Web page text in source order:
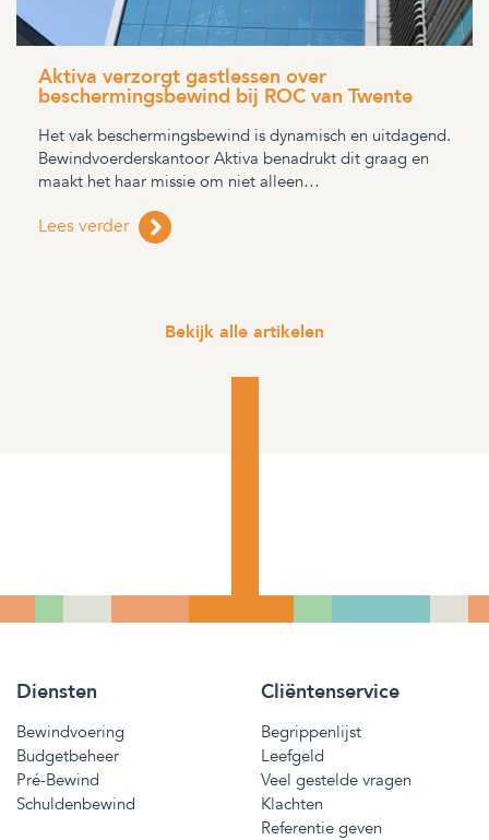
Aktiva verzorgt gastlessen over
beschermingsbewind bij ROC van Twente
Het vak beschermingsbewind is dynamisch en uitdagend.
Bewindvoerderskantoor Aktiva benadrukt dit graag en
maakt het haar missie om niet alleen…
Lees verder
Bekijk alle artikelen
Diensten
Bewindvoering
Budgetbeheer
Pré-Bewind
Schuldenbewind
Cliëntenservice
Begrippenlijst
Leefgeld
Veel gestelde vragen
Klachten
Referentie geven